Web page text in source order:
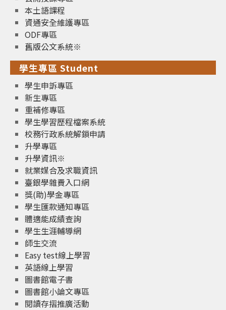
本土語課程
資通安全維護專區
ODF專區
舊版公文系統※
學生專區 Student
學生申訴專區
新生專區
重補修專區
學生學習歷程檔案系統
校務行政系統解鎖申請
升學專區
升學資訊※
就業媒合及求職資訊
臺銀學雜費入口網
獎(助)學金專區
學生匯款通知專區
體適能成績查詢
學生生涯輔導網
師生交流
Easy test線上學習
英語線上學習
圖書館電子書
圖書館小論文專區
閱讀存摺推廣活動